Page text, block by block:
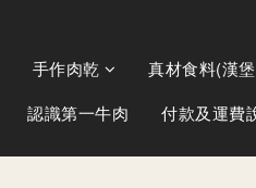
手作肉乾
真材食料(漢
認識第一牛肉 付款及運費